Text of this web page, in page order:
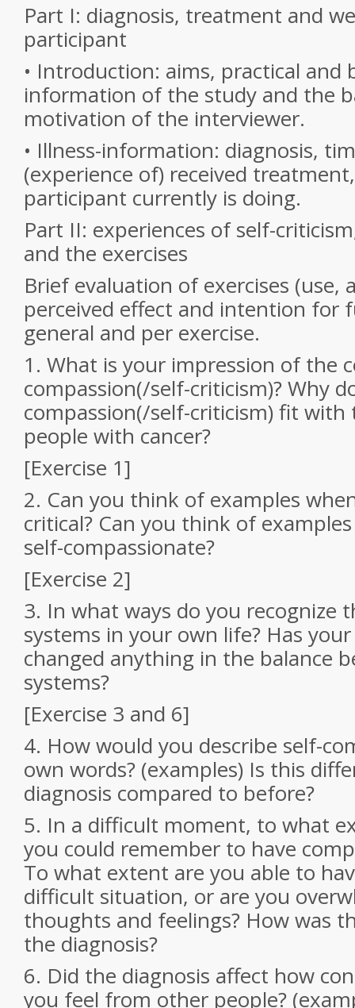
Part I: diagnosis, treatment and
participant
• Introduction: aims, practical and
information of the study and the
motivation of the interviewer.
• Illness-information: diagnosis,
(experience of) received
participant currently is doing.
Part II: experiences of self-
and the exercises
Brief evaluation of exercises (use,
perceived effect and intention for
general and per exercise.
1. What is your impression of the
compassion(/self-criticism)? Why
compassion(/self-criticism) fit
people with cancer?
[Exercise 1]
2. Can you think of examples
critical? Can you think of
self-compassionate?
[Exercise 2]
3. In what ways do you recognize
systems in your own life? Has
changed anything in the balance
systems?
[Exercise 3 and 6]
4. How would you describe self-
own words? (examples) Is this
diagnosis compared to before?
5. In a difficult moment, to what
you could remember to have
To what extent are you able to
difficult situation, or are you
thoughts and feelings? How was
the diagnosis?
6. Did the diagnosis affect how
you feel from other people?